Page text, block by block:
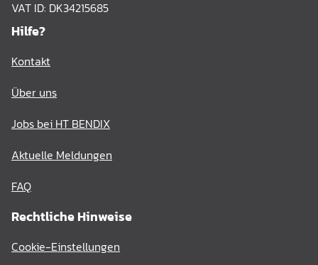
VAT ID: DK34215685
Hilfe?
Kontakt
Über uns
Jobs bei HT BENDIX
Aktuelle Meldungen
FAQ
Rechtliche Hinweise
Cookie-Einstellungen